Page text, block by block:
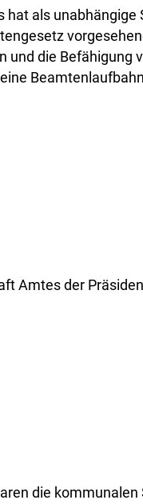
hat als unabhängige
und die Befähigung
Beamtenlaufbahn
Amtes der
die kommunalen